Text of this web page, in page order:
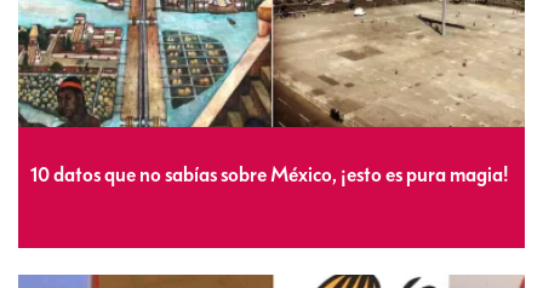
10 datos que no sabías sobre México, ¡esto es pura magia!